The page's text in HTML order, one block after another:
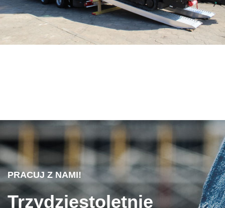
PRACUJ Z NAMI!
Trzydziestoletnie